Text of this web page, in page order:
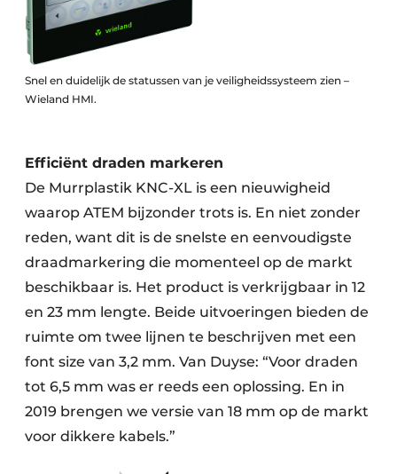
Snel en duidelijk de statussen van je veiligheidssysteem zien –
Wieland HMI.
Efficiënt draden markeren
De Murrplastik KNC-XL is een nieuwigheid
waarop ATEM bijzonder trots is. En niet zonder
reden, want dit is de snelste en eenvoudigste
draadmarkering die momenteel op de markt
beschikbaar is. Het product is verkrijgbaar in 12
en 23 mm lengte. Beide uitvoeringen bieden de
ruimte om twee lijnen te beschrijven met een
font size van 3,2 mm. Van Duyse: “Voor draden
tot 6,5 mm was er reeds een oplossing. En in
2019 brengen we versie van 18 mm op de markt
voor dikkere kabels.”